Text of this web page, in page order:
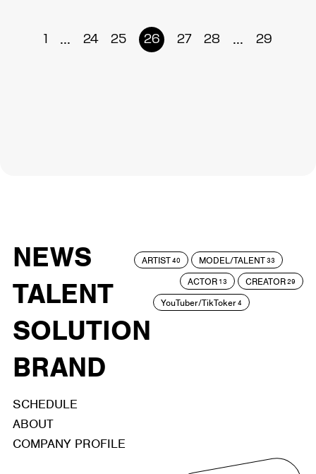
1 ... 24 25 26 27 28 ... 29
NEWS
TALENT
SOLUTION
BRAND
ARTIST40 MODEL/TALENT33
ACTOR 13 CREATOR29
YouTuber/TikToker4
SCHEDULE
ABOUT
COMPANY PROFILE